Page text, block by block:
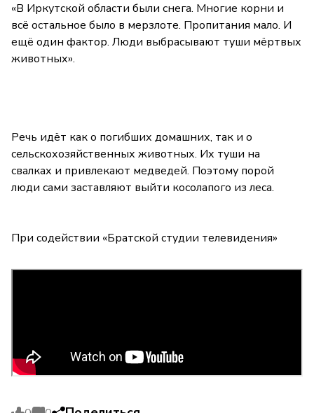
«В Иркутской области были снега. Многие корни и
всё остальное было в мерзлоте. Пропитания мало. И
ещё один фактор. Люди выбрасывают туши мёртвых
животных».
Речь идёт как о погибших домашних, так и о
сельскохозяйственных животных. Их туши на
свалках и привлекают медведей. Поэтому порой
люди сами заставляют выйти косолапого из леса.
При содействии «Братской студии телевидения»